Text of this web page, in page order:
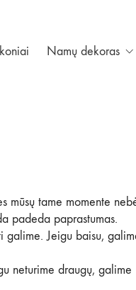
Namų dekoras
mūsų tame momente
padeda paprastumas.
galime. Jeigu baisu,
neturime draugų, galime